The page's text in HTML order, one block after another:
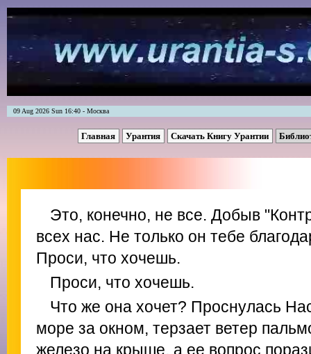
09 Aug 2026 Sun 16:40 - Москва
Главная Урантия Скачать Книгу Урантии
Это, конечно, не все. Добыв
всех нас. Не только он тебе
Проси, что хочешь.
Проси, что хочешь.
Что же она хочет? Проснулась
море за окном, терзает ветер
железо на крыше, а ее вопрос